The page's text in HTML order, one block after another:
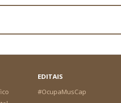
EDITAIS
#OcupaMusCap